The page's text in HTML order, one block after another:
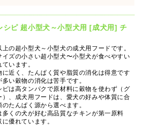
シピ 超小型犬～小型犬用 [成犬用] チ
の超小型犬～小型犬の成犬用フードです。
イズの小さい超小型犬〜小型犬が食べやすい
います。
に近く、たんぱく質や脂質の消化は得意です
い穀物の消化は苦手です。
ピは高タンパクで原材料に穀物を使わず（グ
）、成犬用フードは、愛犬の好みや体質に合
たんぱく源から選べます。
多くの犬が好む高品質なチキンが第一原料
優れています。